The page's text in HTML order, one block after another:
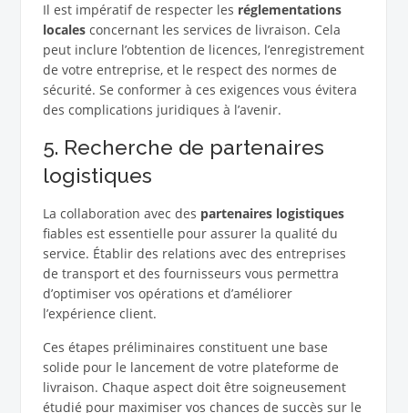
Il est impératif de respecter les réglementations
localesconcernant les services de livraison. Cela
peut inclure l’obtention de licences, l’enregistrement
de votre entreprise, et le respect des normes de
sécurité. Se conformer à ces exigences vous évitera
des complications juridiques à l’avenir.
5. Recherche de partenaires
logistiques
La collaboration avec des partenaires logistiques
fiables est essentielle pour assurer la qualité du
service. Établir des relations avec des entreprises
de transport et des fournisseurs vous permettra
d’optimiser vos opérations et d’améliorer
l’expérience client.
Ces étapes préliminaires constituent une base
solide pour le lancement de votre plateforme de
livraison. Chaque aspect doit être soigneusement
étudié pour maximiser vos chances de succès sur le